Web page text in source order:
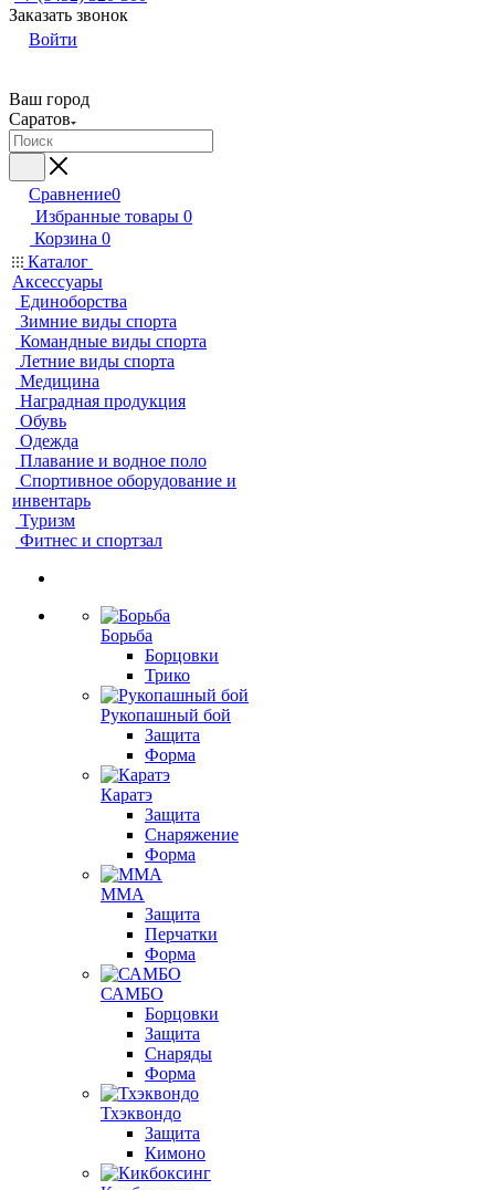
Заказать звонок
Войти
Ваш город
Саратов
Сравнение0
Избранные товары 0
Корзина 0
Каталог
Аксессуары
Единоборства
Зимние виды спорта
Командные виды спорта
Летние виды спорта
Медицина
Наградная продукция
Обувь
Одежда
Плавание и водное поло
Спортивное оборудование и
инвентарь
Туризм
Фитнес и спортзал
Борьба
Борцовки
Трико
Рукопашный бой
Защита
Форма
Каратэ
Защита
Снаряжение
Форма
ММА
Защита
Перчатки
Форма
САМБО
Борцовки
Защита
Снаряды
Форма
Тхэквондо
Защита
Кимоно